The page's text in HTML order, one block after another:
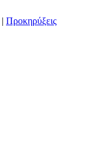
| Προκηρύξεις